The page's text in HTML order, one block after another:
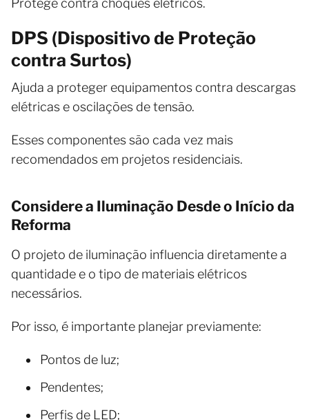
DPS (Dispositivo de Proteção
contra Surtos)
Ajuda a proteger equipamentos contra descargas
elétricas e oscilações de tensão.
Esses componentes são cada vez mais
recomendados em projetos residenciais.
Considere a Iluminação Desde o Início da
Reforma
O projeto de iluminação influencia diretamente a
quantidade e o tipo de materiais elétricos
necessários.
Por isso, é importante planejar previamente:
Pontos de luz;
Pendentes;
Perfis de LED;